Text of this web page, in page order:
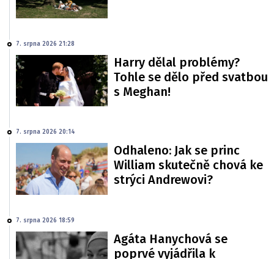
7. srpna 2026 21:28
Harry dělal problémy?
Tohle se dělo před svatbou
s Meghan!
7. srpna 2026 20:14
Odhaleno: Jak se princ
William skutečně chová ke
strýci Andrewovi?
7. srpna 2026 18:59
Agáta Hanychová se
poprvé vyjádřila k